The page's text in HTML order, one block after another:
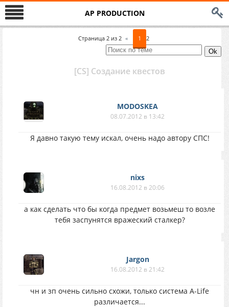
AP PRODUCTION
Страница 2 из 2 « 1 2
[CS] Создание квестов
MODOSKEA
08.07.2012 в 13:42
Я давно такую тему искал, очень надо автору СПС!
nixs
16.08.2012 в 20:06
а как сделать что бы когда предмет возьмеш то возле
тебя заспунятся вражеский сталкер?
Jargon
16.08.2012 в 21:42
чн и зп очень сильно схожи, только система A-Life
различается...